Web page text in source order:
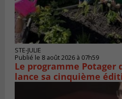
STE-JULIE
Publié le 8 août 2026 à 07h59
Le programme Potager
lance sa cinquième